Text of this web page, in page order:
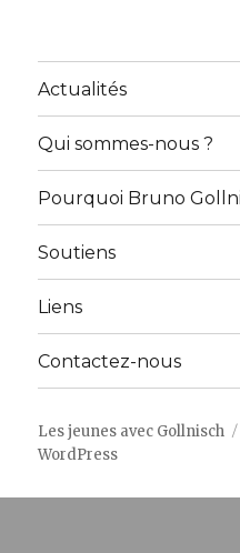
Actualités
Qui sommes-nous ?
Pourquoi Bruno
Soutiens
Liens
Contactez-nous
Les jeunes avec Gollnisch
WordPress